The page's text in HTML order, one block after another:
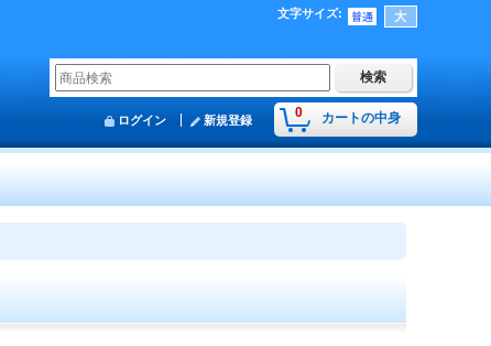
文字サイズ:
0 カートの中身
ログイン 新規登録